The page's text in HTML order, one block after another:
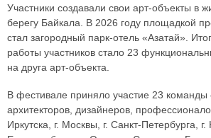
Участники создавали свои арт-объекты в
берегу Байкала. В 2026 году площадкой
стал загородный парк-отель «Азатай».
работы участников стало 23
на друга арт-объекта.
В фестивале приняло участие 23 команды
архитекторов, дизайнеров,
Иркутска, г. Москвы, г. Санкт-Петербурга, г.